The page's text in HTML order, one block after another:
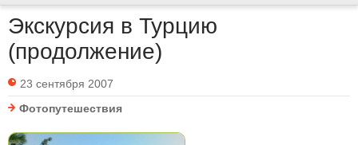
Экскурсия в Турцию
(продолжение)
23 сентября 2007
Фотопутешествия